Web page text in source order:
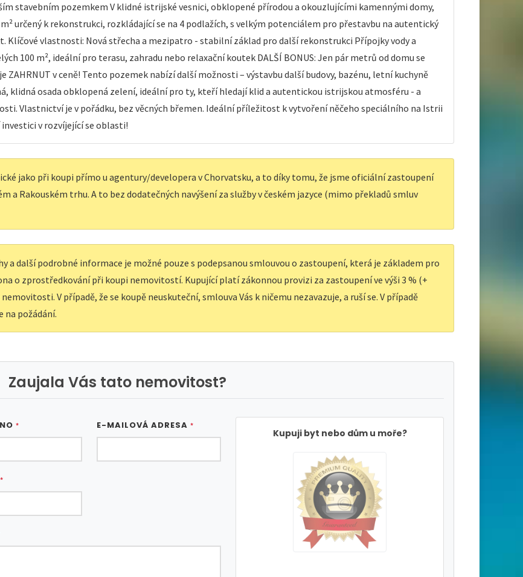
stavebním pozemkem V klidné istrijské vesnici, obklopené přírodou a okouzlujícími kamennými domy,
určený k rekonstrukci, rozkládající se na 4 podlažích, s velkým potenciálem pro přestavbu na autentický
Klíčové vlastnosti: Nová střecha a mezipatro - stabilní základ pro další rekonstrukci Přípojky vody a
100 m², ideální pro terasu, zahradu nebo relaxační koutek DALŠÍ BONUS: Jen pár metrů od domu se
ZAHRNUT v ceně! Tento pozemek nabízí další možnosti – výstavbu další budovy, bazénu, letní kuchyně
klidná osada obklopená zelení, ideální pro ty, kteří hledají klid a autentickou istrijskou atmosféru - a
Vlastnictví je v pořádku, bez věcných břemen. Ideální příležitost k vytvoření něčeho speciálního na Istrii
v rozvíjející se oblasti!
jako při koupi přímo u agentury/developera v Chorvatsku, a to díky tomu, že jsme oficiální zastoupení
a Rakouském trhu. A to bez dodatečných navýšení za služby v českém jazyce (mimo překladů smluv
další podrobné informace je možné pouze s podepsanou smlouvou o zastoupení, která je základem pro
o zprostředkování při koupi nemovitostí. Kupující platí zákonnou provizi za zastoupení ve výši 3 % (+
V případě, že se koupě neuskuteční, smlouva Vás k ničemu nezavazuje, a ruší se. V případě
na požádání.
Zaujala Vás tato nemovitost?
* E-MAILOVÁ ADRESA *
*
Kupuji byt nebo dům u moře?